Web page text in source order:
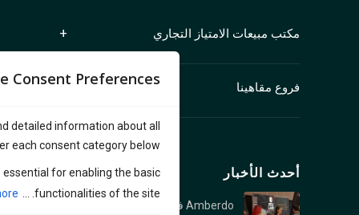
Consent Preferences
detailed information about all
each consent category below.
for enabling the basic
functionalities of the site. ...
مكتب مبيعات الامتياز التجاري
جناح 1250، 409 شارع جرانفيل
فانكوفر، كولومبيا البريطانية V6C 1T2
فروع مقاهينا
الفرع الرئيسي (كيتسيلانو): 2678 W 4th Ave,
فرع نورث فانكوفر: 1089 Roosevelt Crescent,
North Vancouver, BC V7P 1M4
أحدث الأخبار
Amberdo في معرض فانكوفر